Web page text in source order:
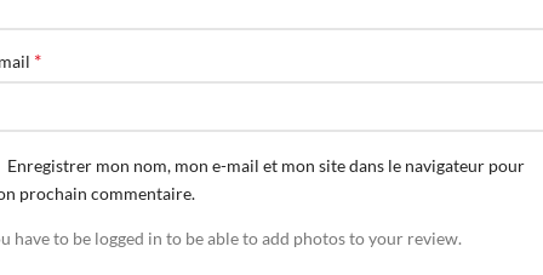
*
Enregistrer mon nom, mon e-mail et mon site dans le navigateur pour
prochain commentaire.
have to be logged in to be able to add photos to your review.